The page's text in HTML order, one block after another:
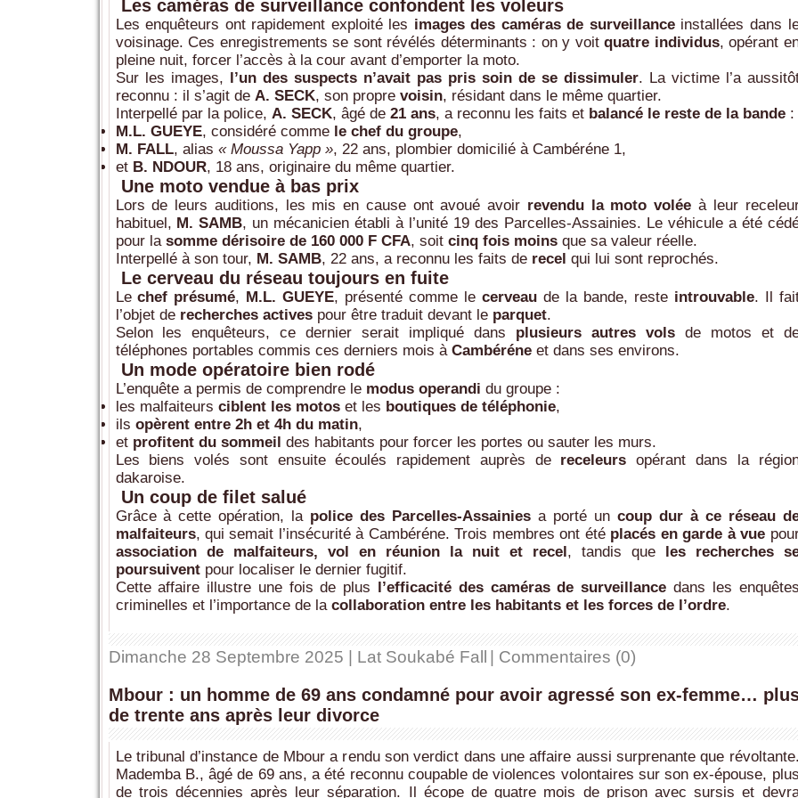
Les caméras de surveillance confondent les voleurs
Les enquêteurs ont rapidement exploité les images des caméras de surveillanceinstallées dans
voisinage. Ces enregistrements se sont révélés déterminants : on y voit quatre individus, opérant
pleine nuit, forcer l’accès à la cour avant d’emporter la moto.
Sur les images, l’un des suspects n’avait pas pris soin de se dissimuler. La victime l’a
reconnu : il s’agit de A. SECK, son propre voisin, résidant dans le même quartier.
Interpellé par la police, A. SECK, âgé de 21 ans, a reconnu les faits et balancé le reste de la bande:
M.L. GUEYE, considéré comme le chef du groupe,
M. FALL, alias « Moussa Yapp », 22 ans, plombier domicilié à Cambéréne 1,
et B. NDOUR, 18 ans, originaire du même quartier.
Une moto vendue à bas prix
Lors de leurs auditions, les mis en cause ont avoué avoir revendu la moto volée à leur
habituel, M. SAMB, un mécanicien établi à l’unité 19 des Parcelles-Assainies. Le véhicule a été
pour la somme dérisoire de 160 000 F CFA, soit cinq fois moinsque sa valeur réelle.
Interpellé à son tour, M. SAMB, 22 ans, a reconnu les faits de recel qui lui sont reprochés.
Le cerveau du réseau toujours en fuite
Lechef présumé, M.L. GUEYE, présenté comme le cerveaude la bande, reste introuvable. Il
l’objet de recherches activespour être traduit devant le parquet.
Selon les enquêteurs, ce dernier serait impliqué dans plusieurs autres volsde motos et
téléphones portables commis ces derniers mois à Cambéréneet dans ses environs.
Un mode opératoire bien rodé
L’enquête a permis de comprendre le modus operandi du groupe :
les malfaiteurs ciblent les motoset les boutiques de téléphonie,
ils opèrent entre 2h et 4h du matin,
et profitent du sommeil des habitants pour forcer les portes ou sauter les murs.
Les biens volés sont ensuite écoulés rapidement auprès de receleurs opérant dans la
dakaroise.
Un coup de filet salué
Grâce à cette opération, la police des Parcelles-Assainies a porté un coup dur à ce réseau
malfaiteurs, qui semait l’insécurité à Cambéréne. Trois membres ont été placés en garde à vue
association de malfaiteurs, vol en réunion la nuit et recel, tandis que les recherches
poursuiventpour localiser le dernier fugitif.
Cette affaire illustre une fois de plus l’efficacité des caméras de surveillance dans les enquêtes
criminelles et l’importance de la collaboration entre les habitants et les forces de l’ordre.
Dimanche 28 Septembre 2025 | Lat Soukabé Fall | Commentaires (0)
Mbour : un homme de 69 ans condamné pour avoir agressé son ex-femme…
de trente ans après leur divorce
Le tribunal d’instance de Mbour a rendu son verdict dans une affaire aussi surprenante que révoltante.
Mademba B., âgé de 69 ans, a été reconnu coupable de violences volontaires sur son ex-épouse, plus
de trois décennies après leur séparation. Il écope de quatre mois de prison avec sursis et